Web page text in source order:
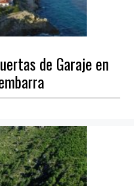
de Garaje en